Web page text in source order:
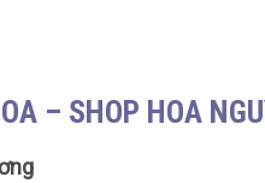
– SHOP HOA